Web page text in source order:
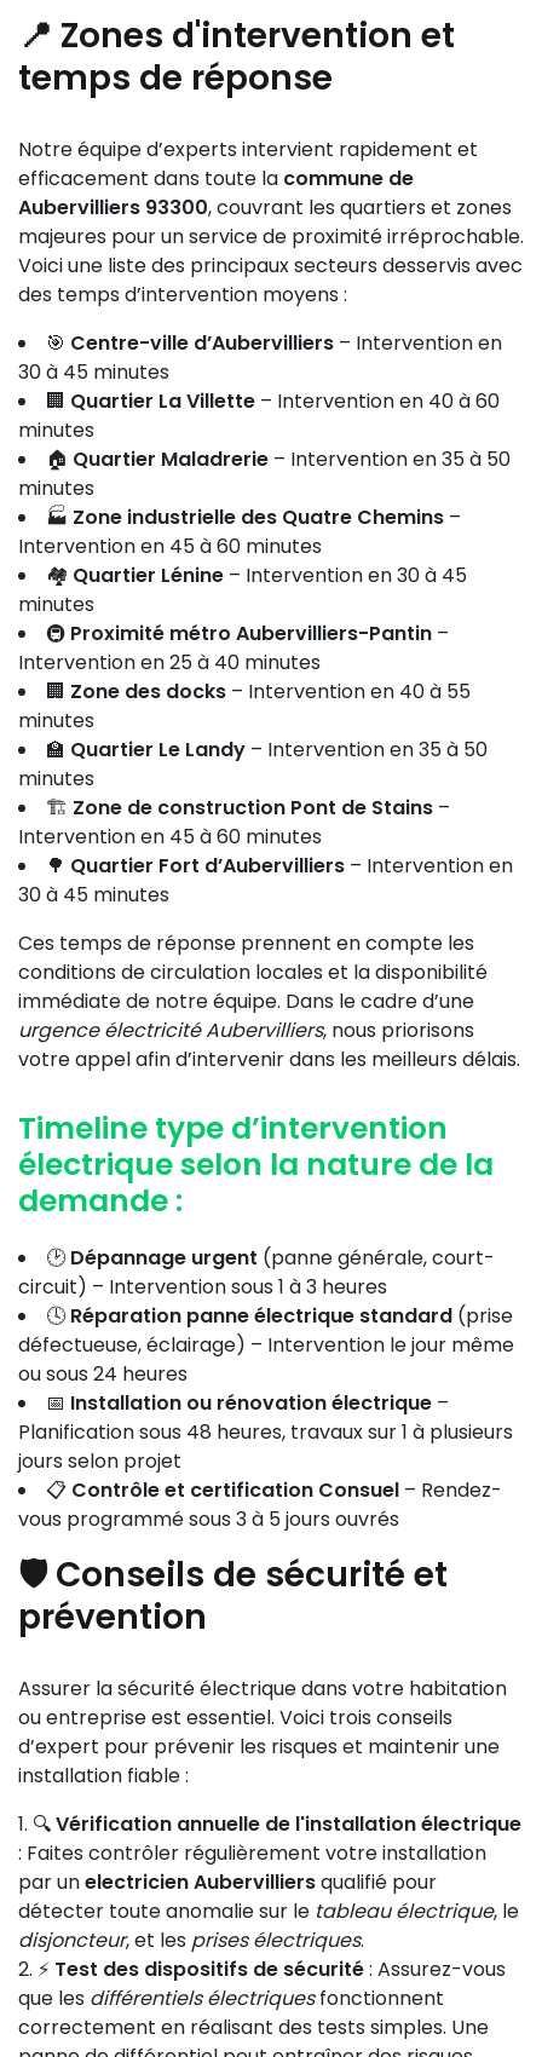
📍 Zones d'intervention et
temps de réponse
Notre équipe d’experts intervient rapidement et
efficacement dans toute la commune de
Aubervilliers 93300, couvrant les quartiers et zones
majeures pour un service de proximité irréprochable.
Voici une liste des principaux secteurs desservis avec
des temps d’intervention moyens :
🎯 Centre-ville d’Aubervilliers – Intervention en
30 à 45 minutes
🏢 Quartier La Villette – Intervention en 40 à 60
minutes
🏠 Quartier Maladrerie – Intervention en 35 à 50
minutes
🏭 Zone industrielle des Quatre Chemins –
Intervention en 45 à 60 minutes
🏘️ Quartier Lénine – Intervention en 30 à 45
minutes
🚇 Proximité métro Aubervilliers-Pantin –
Intervention en 25 à 40 minutes
🏢 Zone des docks – Intervention en 40 à 55
minutes
🏫 Quartier Le Landy – Intervention en 35 à 50
minutes
🏗️ Zone de construction Pont de Stains –
Intervention en 45 à 60 minutes
🌳 Quartier Fort d’Aubervilliers – Intervention en
30 à 45 minutes
Ces temps de réponse prennent en compte les
conditions de circulation locales et la disponibilité
immédiate de notre équipe. Dans le cadre d’une
urgence électricité Aubervilliers, nous priorisons
votre appel afin d’intervenir dans les meilleurs délais.
Timeline type d’intervention
électrique selon la nature de la
demande :
🕑 Dépannage urgent (panne générale, court-
circuit) – Intervention sous 1 à 3 heures
🕓 Réparation panne électrique standard (prise
défectueuse, éclairage) – Intervention le jour même
ou sous 24 heures
📅 Installation ou rénovation électrique –
Planification sous 48 heures, travaux sur 1 à plusieurs
jours selon projet
📋 Contrôle et certification Consuel – Rendez-
vous programmé sous 3 à 5 jours ouvrés
🛡️ Conseils de sécurité et
prévention
Assurer la sécurité électrique dans votre habitation
ou entreprise est essentiel. Voici trois conseils
d’expert pour prévenir les risques et maintenir une
installation fiable :
🔍Vérification annuelle de l'installation électrique
: Faites contrôler régulièrement votre installation
par unelectricien Aubervilliersqualifié pour
détecter toute anomalie sur le tableau électrique, le
disjoncteur, et les prises électriques.
⚡ Test des dispositifs de sécurité: Assurez-vous
que les différentiels électriquesfonctionnent
correctement en réalisant des tests simples. Une